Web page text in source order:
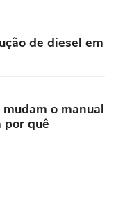
de diesel em
o manual
por quê